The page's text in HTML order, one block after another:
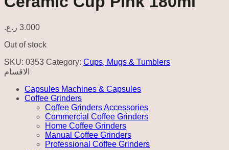
3.000 ر.ع.
Out of stock
SKU: 0353 Category: Cups, Mugs & Tumblers
الاقسام
Capsules Machines & Capsules
Coffee Grinders
Coffee Grinders Accessories
Commercial Coffee Grinders
Home Coffee Grinders
Manual Coffee Grinders
Professional Coffee Grinders